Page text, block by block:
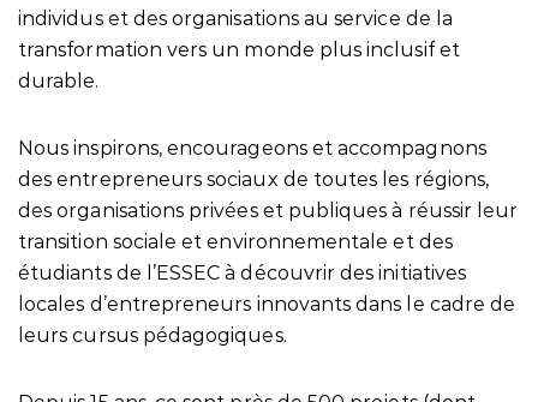
individus et des organisations au service de la
transformation vers un monde plus inclusif et
durable.
Nous inspirons, encourageons et accompagnons
des entrepreneurs sociaux de toutes les régions,
des organisations privées et publiques à réussir leur
transition sociale et environnementale et des
étudiants de l’ESSEC à découvrir des initiatives
locales d’entrepreneurs innovants dans le cadre de
leurs cursus pédagogiques.